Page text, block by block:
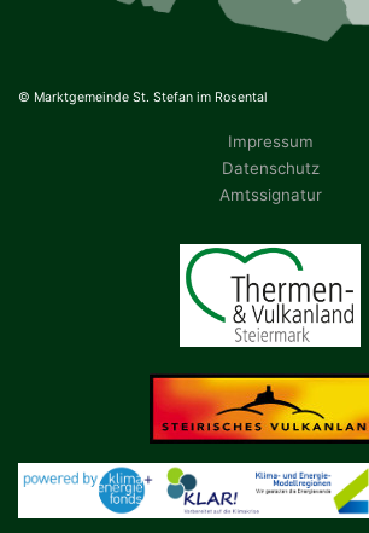
© Marktgemeinde St. Stefan im Rosental
Impressum
Datenschutz
Amtssignatur